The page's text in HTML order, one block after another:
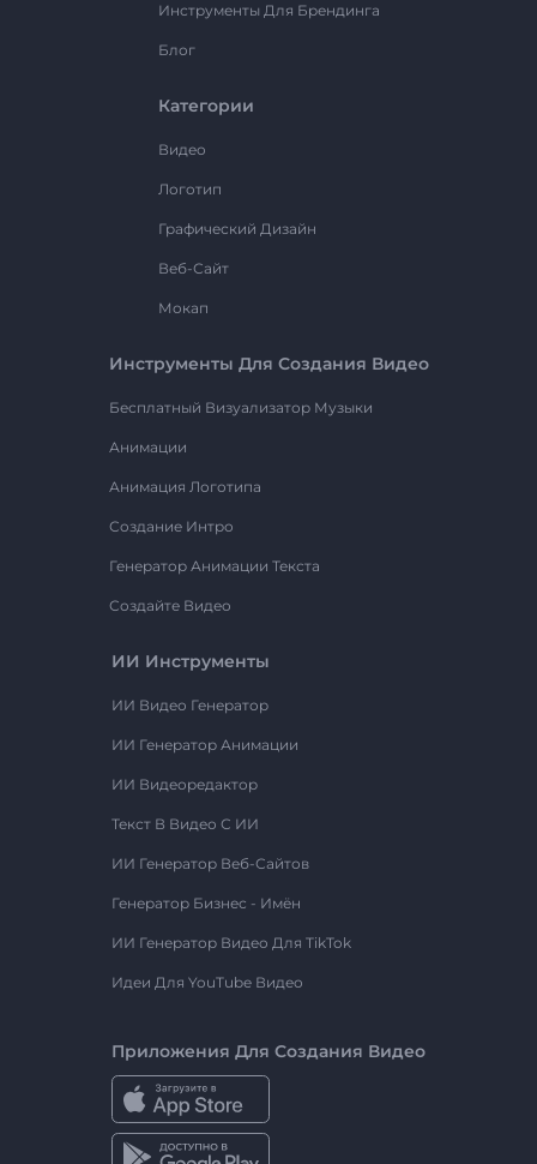
Инструменты Для Брендинга
Блог
Категории
Видео
Логотип
Графический Дизайн
Веб-Сайт
Мокап
Инструменты Для Создания Видео
Бесплатный Визуализатор Музыки
Анимации
Анимация Логотипа
Создание Интро
Генератор Анимации Текста
Создайте Видео
ИИ Инструменты
ИИ Видео Генератор
ИИ Генератор Анимации
ИИ Видеоредактор
Текст В Видео С ИИ
ИИ Генератор Веб-Сайтов
Генератор Бизнес - Имён
ИИ Генератор Видео Для TikTok
Идеи Для YouTube Видео
Приложения Для Создания Видео